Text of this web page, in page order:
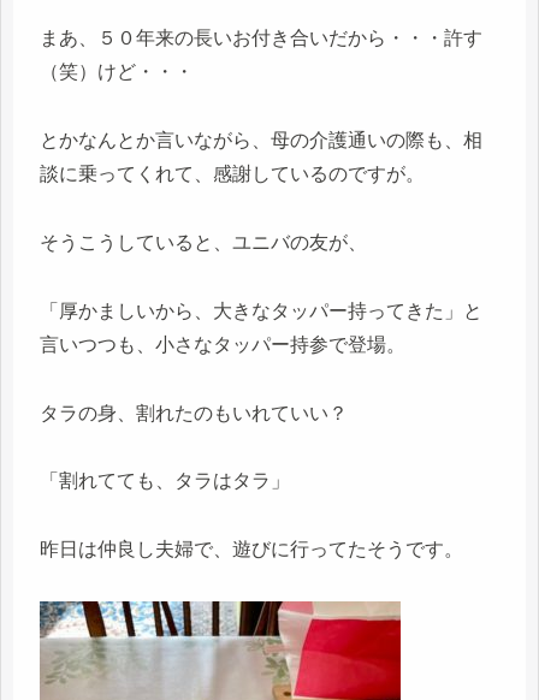
まあ、５０年来の長いお付き合いだから・・・許す
（笑）けど・・・
とかなんとか言いながら、母の介護通いの際も、相
談に乗ってくれて、感謝しているのですが。
そうこうしていると、ユニバの友が、
「厚かましいから、大きなタッパー持ってきた」と
言いつつも、小さなタッパー持参で登場。
タラの身、割れたのもいれていい？
「割れてても、タラはタラ」
昨日は仲良し夫婦で、遊びに行ってたそうです。